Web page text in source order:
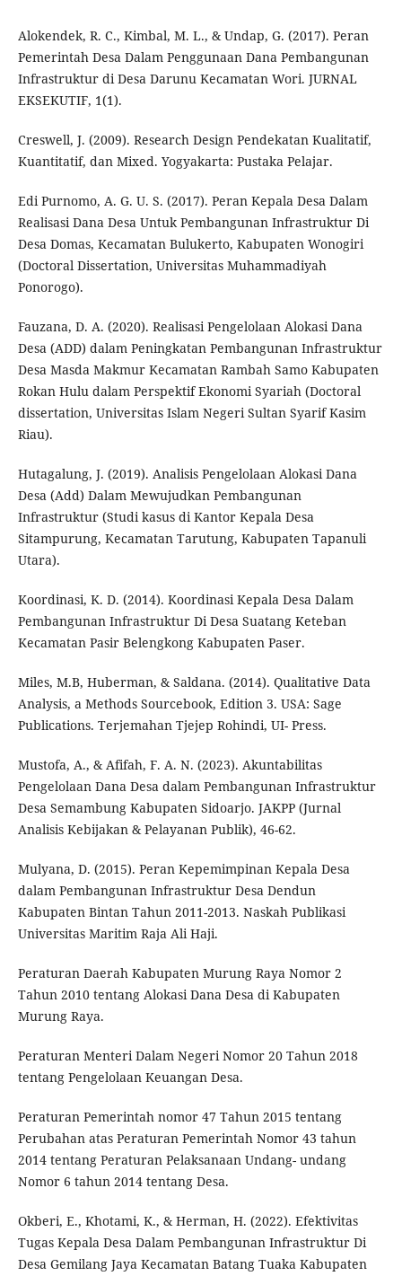
Alokendek, R. C., Kimbal, M. L., & Undap, G. (2017). Peran
Pemerintah Desa Dalam Penggunaan Dana Pembangunan
Infrastruktur di Desa Darunu Kecamatan Wori. JURNAL
EKSEKUTIF, 1(1).
Creswell, J. (2009). Research Design Pendekatan Kualitatif,
Kuantitatif, dan Mixed. Yogyakarta: Pustaka Pelajar.
Edi Purnomo, A. G. U. S. (2017). Peran Kepala Desa Dalam
Realisasi Dana Desa Untuk Pembangunan Infrastruktur Di
Desa Domas, Kecamatan Bulukerto, Kabupaten Wonogiri
(Doctoral Dissertation, Universitas Muhammadiyah
Ponorogo).
Fauzana, D. A. (2020). Realisasi Pengelolaan Alokasi Dana
Desa (ADD) dalam Peningkatan Pembangunan Infrastruktur
Desa Masda Makmur Kecamatan Rambah Samo Kabupaten
Rokan Hulu dalam Perspektif Ekonomi Syariah (Doctoral
dissertation, Universitas Islam Negeri Sultan Syarif Kasim
Riau).
Hutagalung, J. (2019). Analisis Pengelolaan Alokasi Dana
Desa (Add) Dalam Mewujudkan Pembangunan
Infrastruktur (Studi kasus di Kantor Kepala Desa
Sitampurung, Kecamatan Tarutung, Kabupaten Tapanuli
Utara).
Koordinasi, K. D. (2014). Koordinasi Kepala Desa Dalam
Pembangunan Infrastruktur Di Desa Suatang Keteban
Kecamatan Pasir Belengkong Kabupaten Paser.
Miles, M.B, Huberman, & Saldana. (2014). Qualitative Data
Analysis, a Methods Sourcebook, Edition 3. USA: Sage
Publications. Terjemahan Tjejep Rohindi, UI- Press.
Mustofa, A., & Afifah, F. A. N. (2023). Akuntabilitas
Pengelolaan Dana Desa dalam Pembangunan Infrastruktur
Desa Semambung Kabupaten Sidoarjo. JAKPP (Jurnal
Analisis Kebijakan & Pelayanan Publik), 46-62.
Mulyana, D. (2015). Peran Kepemimpinan Kepala Desa
dalam Pembangunan Infrastruktur Desa Dendun
Kabupaten Bintan Tahun 2011-2013. Naskah Publikasi
Universitas Maritim Raja Ali Haji.
Peraturan Daerah Kabupaten Murung Raya Nomor 2
Tahun 2010 tentang Alokasi Dana Desa di Kabupaten
Murung Raya.
Peraturan Menteri Dalam Negeri Nomor 20 Tahun 2018
tentang Pengelolaan Keuangan Desa.
Peraturan Pemerintah nomor 47 Tahun 2015 tentang
Perubahan atas Peraturan Pemerintah Nomor 43 tahun
2014 tentang Peraturan Pelaksanaan Undang- undang
Nomor 6 tahun 2014 tentang Desa.
Okberi, E., Khotami, K., & Herman, H. (2022). Efektivitas
Tugas Kepala Desa Dalam Pembangunan Infrastruktur Di
Desa Gemilang Jaya Kecamatan Batang Tuaka Kabupaten